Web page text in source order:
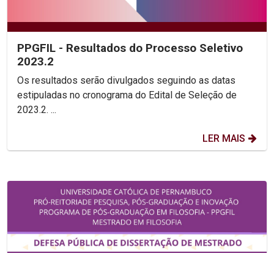
PPGFIL - Resultados do Processo Seletivo
2023.2
Os resultados serão divulgados seguindo as datas
estipuladas no cronograma do Edital de Seleção de
2023.2. ...
LER MAIS